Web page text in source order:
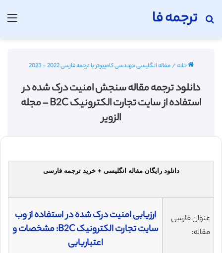
ترجمه فا
جستجو برای
خانه/مقاله انگلیسی مهندسی کامپیوتر با ترجمه فارسی 2022 - 2023
دانلود ترجمه مقاله سنجش امنیت درک شده در
استفاده از سایت تجارت الکترونیک B2C – مجله
الزویر
دانلود رایگان مقاله انگلیسی + خرید ترجمه فارسی
عنوان فارسی
مقاله:
ارزیابی امنیت درک شده در استفاده از وب
‌سایت تجارت الکترونیک B2C: مشخصات و
اعتباریابی